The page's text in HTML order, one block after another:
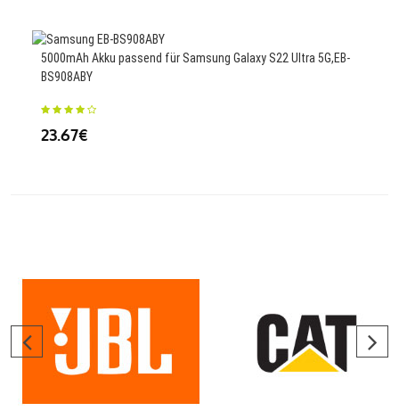
5000mAh Akku passend für Samsung Galaxy S22 Ultra 5G,EB-
BS908ABY
23.67€